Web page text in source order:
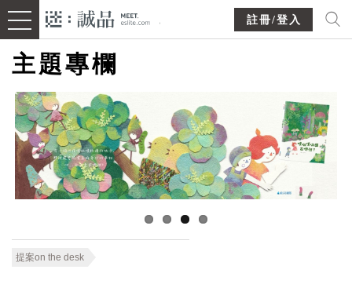
註冊/登入
主題專欄
提案on the desk